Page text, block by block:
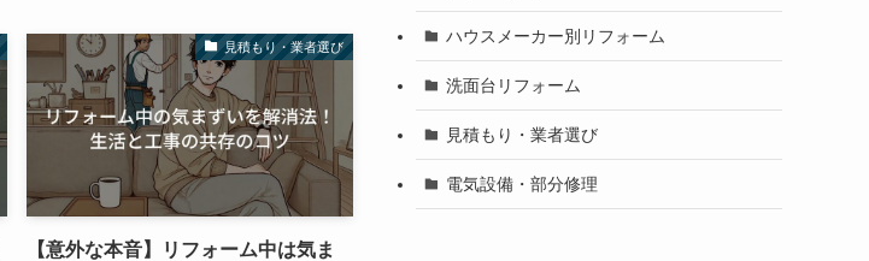
見積もり・業者選び
【意外な本音】リフォーム中は気ま
ハウスメーカー別リフォーム
洗面台リフォーム
見積もり・業者選び
電気設備・部分修理